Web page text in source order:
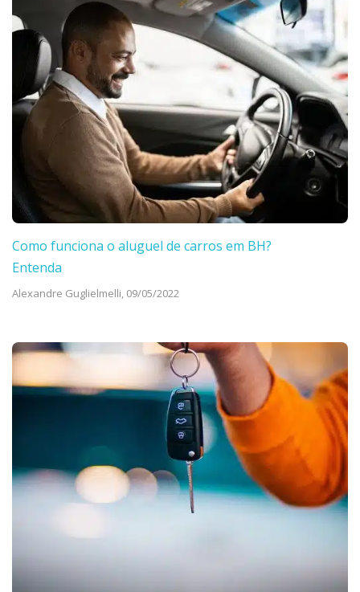
Como funciona o aluguel de carros em BH?
Entenda
Alexandre Guglielmelli, 09/05/2022